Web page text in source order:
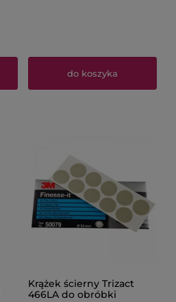
do koszyka
Krążek ścierny Trizact
466LA do obróbki